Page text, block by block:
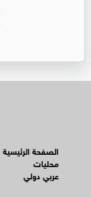
الصفحة الرئيسية
محليات
عربي دولي